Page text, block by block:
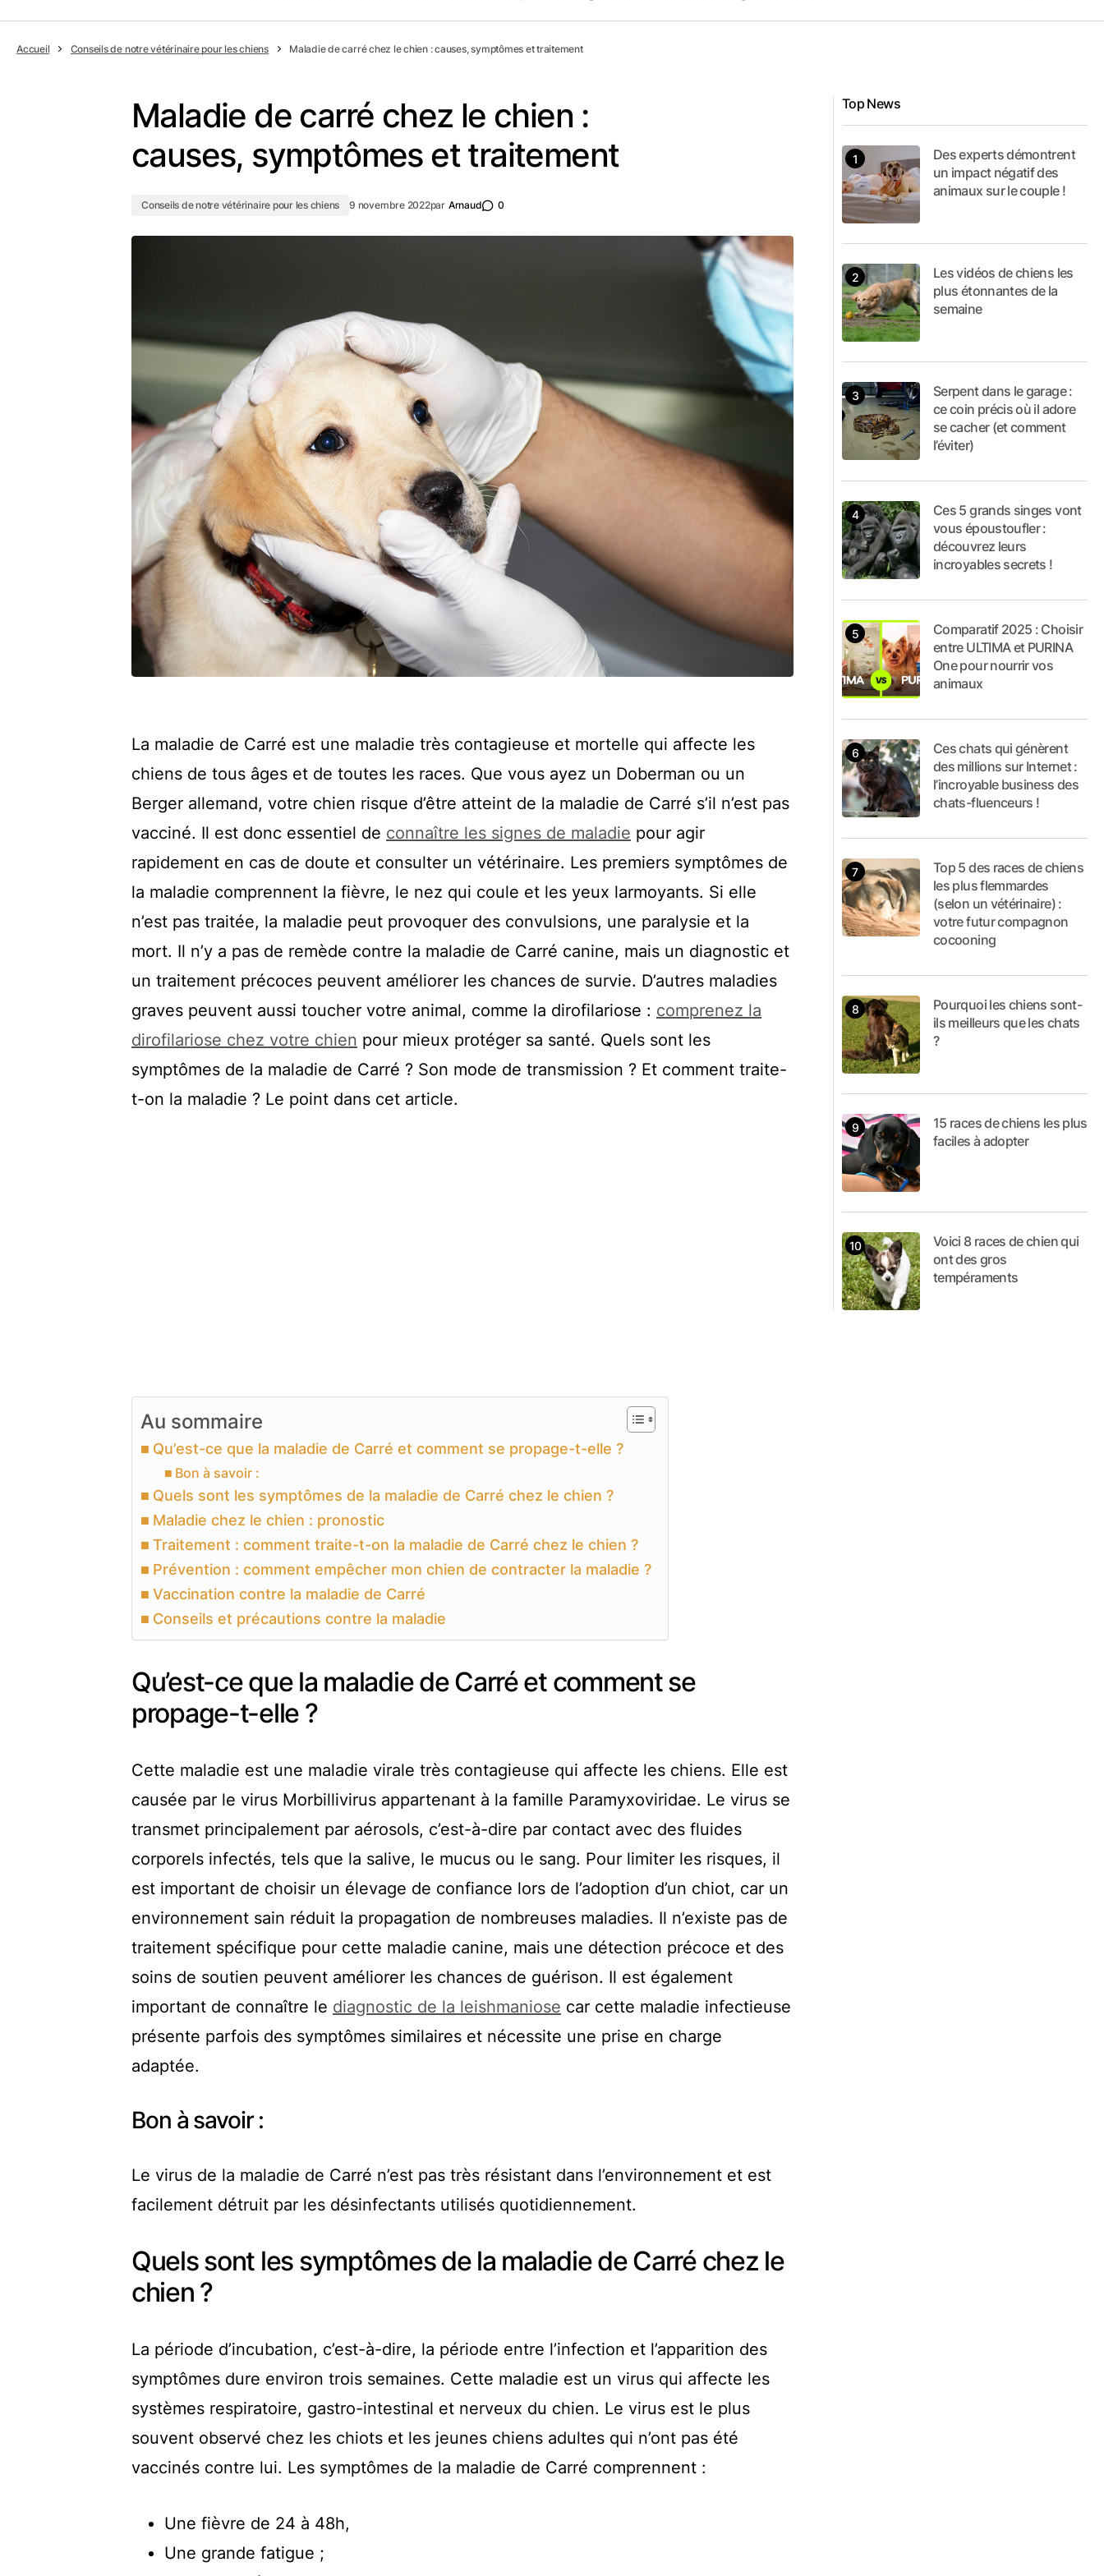
Accueil Conseils de notre vétérinaire pour les chiens Maladie de carré chez le chien : causes, symptômes et traitement
Maladie de carré chez le chien :
causes, symptômes et traitement
Conseils de notre vétérinaire pour les chiens 9 novembre 2022par Arnaud 0
La maladie de Carré est une maladie très contagieuse et mortelle qui affecte les
chiens de tous âges et de toutes les races. Que vous ayez un Doberman ou un
Berger allemand, votre chien risque d’être atteint de la maladie de Carré s’il n’est pas
vacciné. Il est donc essentiel de connaître les signes de maladie pour agir
rapidement en cas de doute et consulter un vétérinaire. Les premiers symptômes de
la maladie comprennent la fièvre, le nez qui coule et les yeux larmoyants. Si elle
n’est pas traitée, la maladie peut provoquer des convulsions, une paralysie et la
mort. Il n’y a pas de remède contre la maladie de Carré canine, mais un diagnostic et
un traitement précoces peuvent améliorer les chances de survie. D’autres maladies
graves peuvent aussi toucher votre animal, comme la dirofilariose : comprenez la
dirofilariose chez votre chien pour mieux protéger sa santé. Quels sont les
symptômes de la maladie de Carré ? Son mode de transmission ? Et comment traite-
t-on la maladie ? Le point dans cet article.
Au sommaire
Qu’est-ce que la maladie de Carré et comment se propage-t-elle ?
Bon à savoir :
Quels sont les symptômes de la maladie de Carré chez le chien ?
Maladie chez le chien : pronostic
Traitement : comment traite-t-on la maladie de Carré chez le chien ?
Prévention : comment empêcher mon chien de contracter la maladie ?
Vaccination contre la maladie de Carré
Conseils et précautions contre la maladie
Qu’est-ce que la maladie de Carré et comment se
propage-t-elle ?
Cette maladie est une maladie virale très contagieuse qui affecte les chiens. Elle est
causée par le virus Morbillivirus appartenant à la famille Paramyxoviridae. Le virus se
transmet principalement par aérosols, c’est-à-dire par contact avec des fluides
corporels infectés, tels que la salive, le mucus ou le sang. Pour limiter les risques, il
est important de choisir un élevage de confiance lors de l’adoption d’un chiot, car un
environnement sain réduit la propagation de nombreuses maladies. Il n’existe pas de
traitement spécifique pour cette maladie canine, mais une détection précoce et des
soins de soutien peuvent améliorer les chances de guérison. Il est également
important de connaître le diagnostic de la leishmaniose car cette maladie infectieuse
présente parfois des symptômes similaires et nécessite une prise en charge
adaptée.
Bon à savoir :
Le virus de la maladie de Carré n’est pas très résistant dans l’environnement et est
facilement détruit par les désinfectants utilisés quotidiennement.
Quels sont les symptômes de la maladie de Carré chez le
chien ?
La période d’incubation, c’est-à-dire, la période entre l’infection et l’apparition des
symptômes dure environ trois semaines. Cette maladie est un virus qui affecte les
systèmes respiratoire, gastro-intestinal et nerveux du chien. Le virus est le plus
souvent observé chez les chiots et les jeunes chiens adultes qui n’ont pas été
vaccinés contre lui. Les symptômes de la maladie de Carré comprennent :
Une fièvre de 24 à 48h,
Une grande fatigue ;
Top News
Des experts démontrent
un impact négatif des
animaux sur le couple !
Les vidéos de chiens les
plus étonnantes de la
semaine
Serpent dans le garage :
ce coin précis où il adore
se cacher (et comment
l’éviter)
Ces 5 grands singes vont
vous époustoufler :
découvrez leurs
incroyables secrets !
Comparatif 2025 : Choisir
entre ULTIMA et PURINA
One pour nourrir vos
animaux
Ces chats qui génèrent
des millions sur Internet :
l’incroyable business des
chats-fluenceurs !
Top 5 des races de chiens
les plus flemmardes
(selon un vétérinaire) :
votre futur compagnon
cocooning
Pourquoi les chiens sont-
ils meilleurs que les chats
?
15 races de chiens les plus
faciles à adopter
Voici 8 races de chien qui
ont des gros
tempéraments